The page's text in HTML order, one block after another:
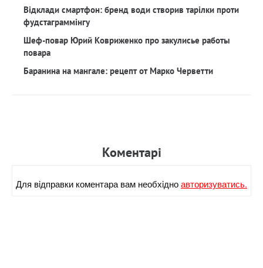
Відклади смартфон: бренд води створив тарілки проти
фудстаграммінгу
Шеф-повар Юрий Ковриженко про закулисье работы
повара
Баранина на мангале: рецепт от Марко Черветти
Коментарi
Для вiдправки коментара вам необхiдноавторизуватись.